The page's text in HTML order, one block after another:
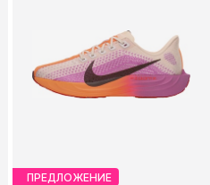
ПРЕДЛОЖЕНИЕ